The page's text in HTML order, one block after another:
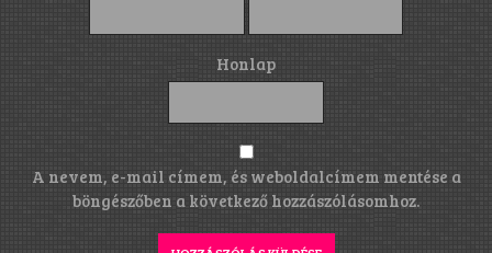
Honlap
A nevem, e-mail címem, és weboldalcímem mentése a
böngészőben a következő hozzászólásomhoz.